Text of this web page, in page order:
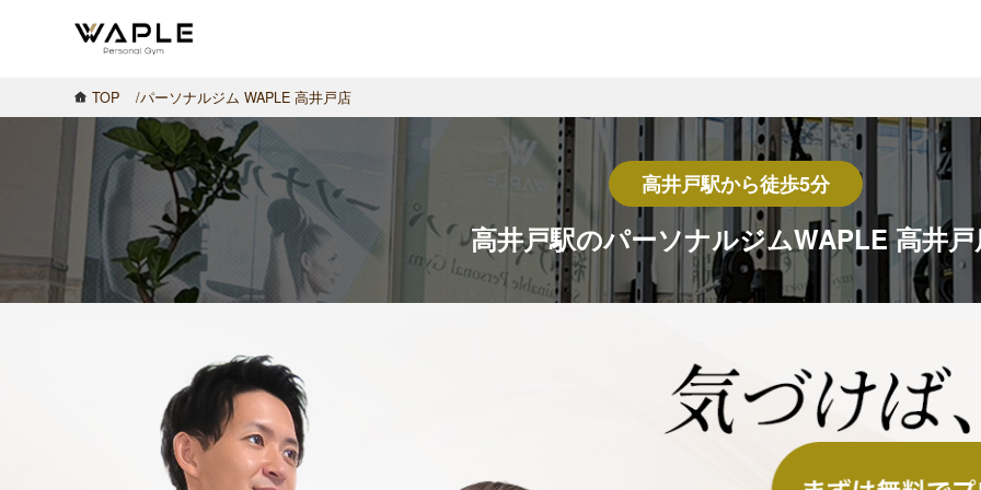
TOP パーソナルジム WAPLE 高井戸店
高井戸駅から徒歩5分
高井戸駅のパーソナルジムWAPLE 高井